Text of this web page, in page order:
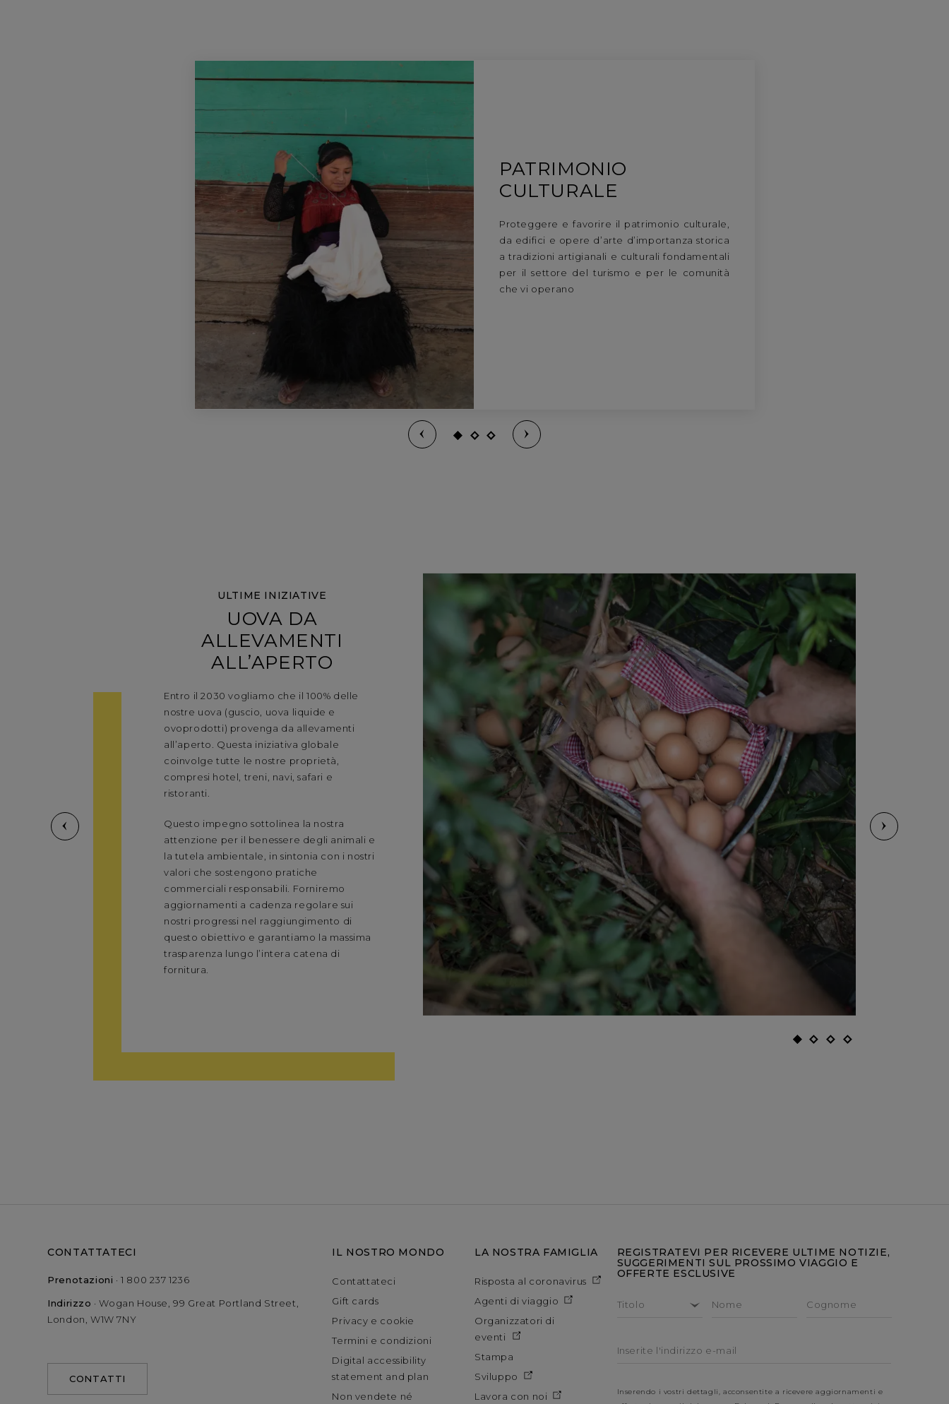
PATRIMONIO
CULTURALE
Proteggere e favorire il patrimonio culturale,
da edifici e opere d’arte d’importanza storica
a tradizioni artigianali e culturali fondamentali
per il settore del turismo e per le comunità
che vi operano
ULTIME INIZIATIVE
UOVA DA
ALLEVAMENTI
ALL’APERTO
Entro il 2030 vogliamo che il 100% delle
nostre uova (guscio, uova liquide e
ovoprodotti) provenga da allevamenti
all’aperto. Questa iniziativa globale
coinvolge tutte le nostre proprietà,
compresi hotel, treni, navi, safari e
ristoranti.
Questo impegno sottolinea la nostra
attenzione per il benessere degli animali e
la tutela ambientale, in sintonia con i nostri
valori che sostengono pratiche
commerciali responsabili. Forniremo
aggiornamenti a cadenza regolare sui
nostri progressi nel raggiungimento di
questo obiettivo e garantiamo la massima
trasparenza lungo l’intera catena di
fornitura.
CONTATTATECI
Prenotazioni ·1 800 237 1236
Indirizzo · Wogan House, 99 Great Portland Street,
London, W1W 7NY
CONTATTI
IL NOSTRO MONDO
Contattateci
Gift cards
Privacy e cookie
Termini e condizioni
Digital accessibility
statement and plan
Non vendete né
LA NOSTRA FAMIGLIA
Risposta al coronavirus
Agenti di viaggio
Organizzatori di
eventi
Stampa
Sviluppo
Lavora con noi
REGISTRATEVI PER RICEVERE ULTIME NOTIZIE,
SUGGERIMENTI SUL PROSSIMO VIAGGIO E
OFFERTE ESCLUSIVE
Titolo Nome Cognome
Inserite l'indirizzo e-mail
Inserendo i vostri dettagli, acconsentite a ricevere aggiornamenti e